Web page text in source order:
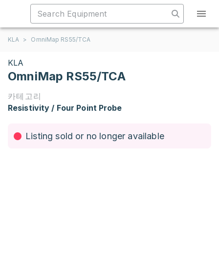
KLA > OmniMap RS55/TCA
KLA
OmniMap RS55/TCA
카테고리
Resistivity / Four Point Probe
Listing sold or no longer available